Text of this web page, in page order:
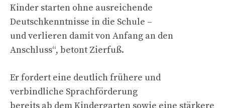
Kinder starten ohne ausreichende
Deutschkenntnisse in die Schule –
und verlieren damit von Anfang an den
Anschluss“, betont Zierfuß.
Er fordert eine deutlich frühere und
verbindliche Sprachförderung
bereits ab dem Kindergarten sowie eine stärkere